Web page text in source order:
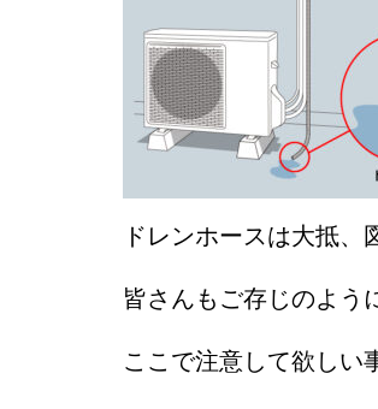
ドレンホースは大抵、
皆さんもご存じのよう
ここで注意して欲しい